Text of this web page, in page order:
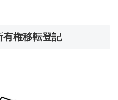
有権移転登記